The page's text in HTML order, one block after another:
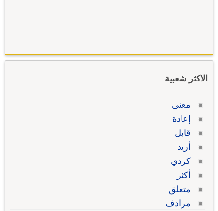
الاكثر شعبية
معنى
إعادة
قابل
أريد
كردي
أكثر
متعلق
مرادف